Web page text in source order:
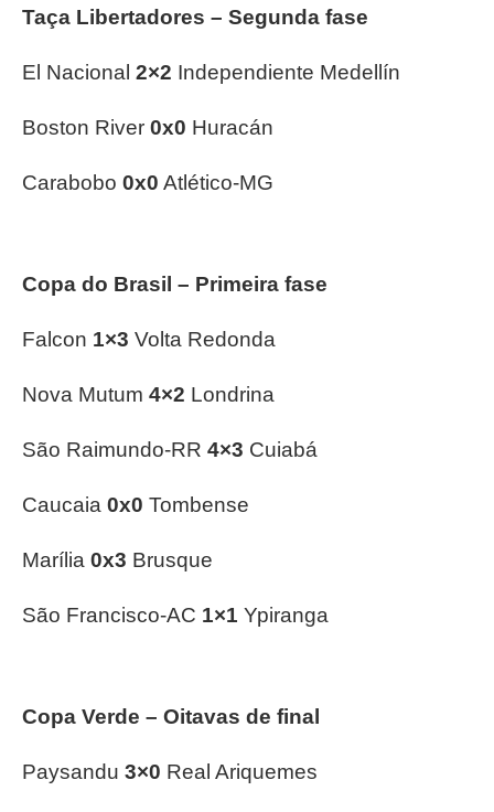
Taça Libertadores – Segunda fase
El Nacional 2×2 Independiente Medellín
Boston River 0x0 Huracán
Carabobo 0x0 Atlético-MG
Copa do Brasil – Primeira fase
Falcon 1×3 Volta Redonda
Nova Mutum 4×2 Londrina
São Raimundo-RR 4×3 Cuiabá
Caucaia 0x0 Tombense
Marília 0x3 Brusque
São Francisco-AC 1×1 Ypiranga
Copa Verde – Oitavas de final
Paysandu 3×0 Real Ariquemes